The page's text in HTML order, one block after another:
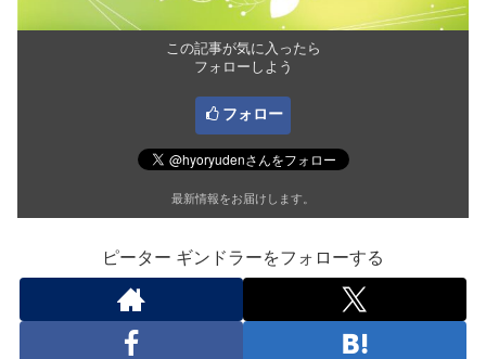
この記事が気に入ったら
フォローしよう
フォロー
最新情報をお届けします。
ピーター ギンドラーをフォローする